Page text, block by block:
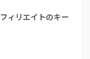
ィリエイトのキー